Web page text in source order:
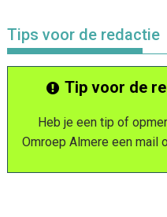
Tips voor de redactie
Tip voor de
Heb je een tip of
Omroep Almere een mail